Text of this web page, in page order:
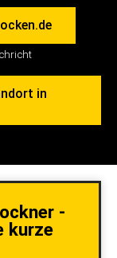
in
-
kurze